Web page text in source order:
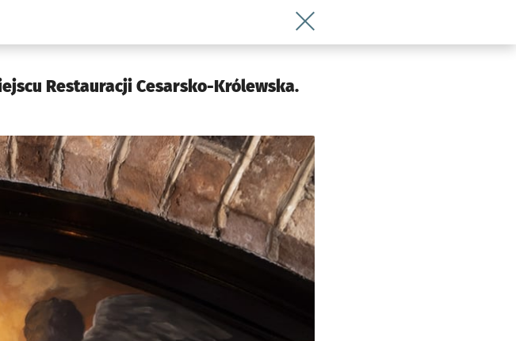
miasta Wrocławia
Wróć do artykułu Święty Jan już
Restauracji Cesarsko-Królewska.